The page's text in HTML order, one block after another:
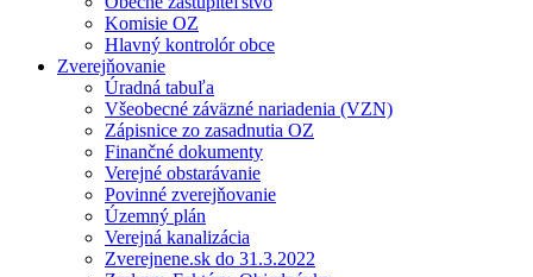
Komisie OZ
Hlavný kontrolór obce
Zverejňovanie
Úradná tabuľa
Všeobecné záväzné nariadenia (VZN)
Zápisnice zo zasadnutia OZ
Finančné dokumenty
Verejné obstarávanie
Povinné zverejňovanie
Územný plán
Verejná kanalizácia
Zverejnene.sk do 31.3.2022